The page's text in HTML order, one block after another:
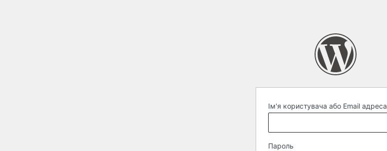
Ім'я користувача або Email адреса
Пароль